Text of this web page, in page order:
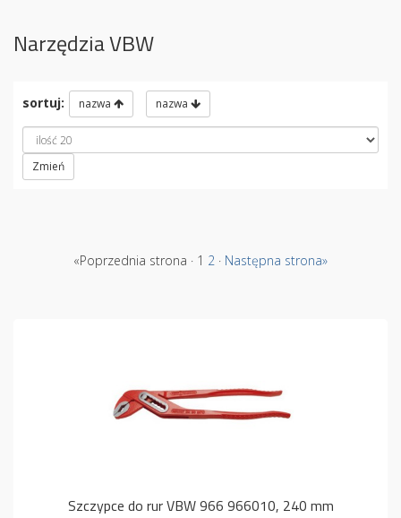
Narzędzia VBW
sortuj: nazwa nazwa
Zmień
«Poprzednia strona · 1 2 · Następna strona»
Szczypce do rur VBW 966 966010, 240 mm